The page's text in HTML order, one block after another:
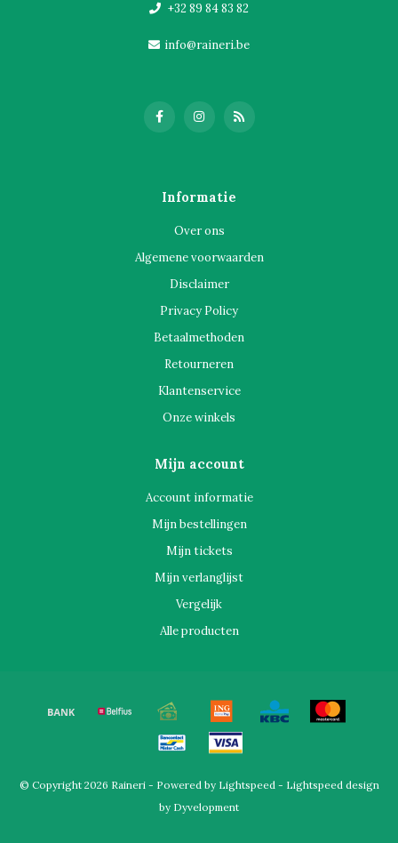
+32 89 84 83 82
info@raineri.be
Informatie
Over ons
Algemene voorwaarden
Disclaimer
Privacy Policy
Betaalmethoden
Retourneren
Klantenservice
Onze winkels
Mijn account
Account informatie
Mijn bestellingen
Mijn tickets
Mijn verlanglijst
Vergelijk
Alle producten
© Copyright 2026 Raineri - Powered by Lightspeed - Lightspeed design
by Dyvelopment